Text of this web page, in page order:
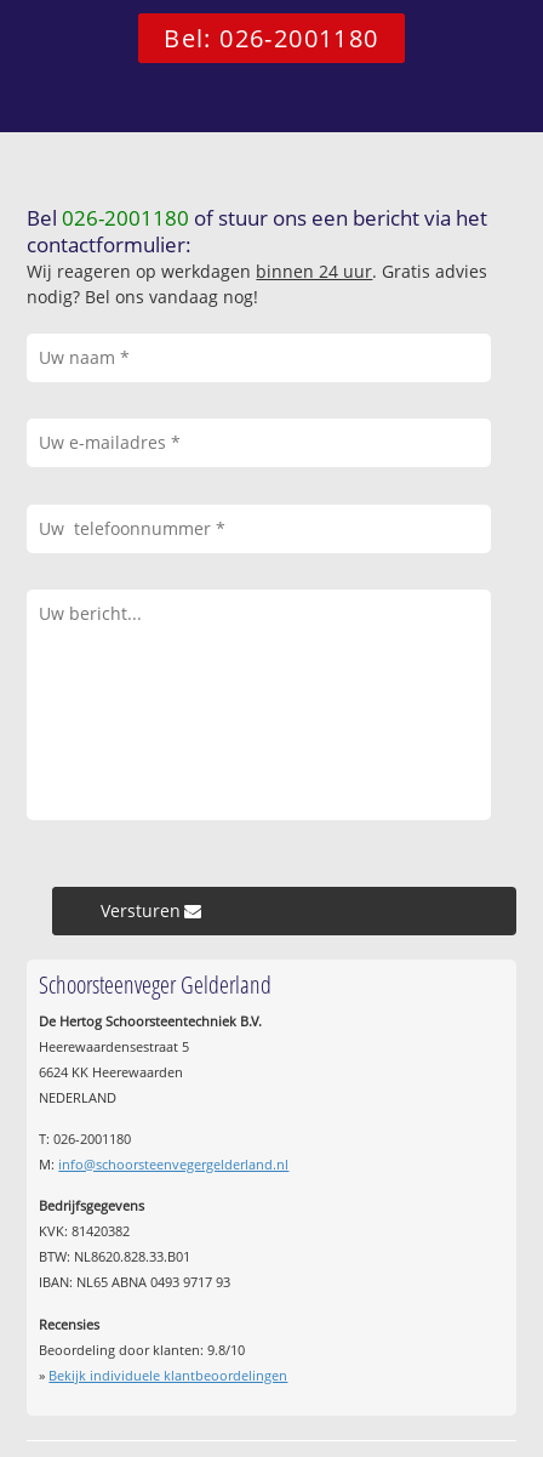
Bel: 026-2001180
Bel026-2001180 of stuur ons een bericht via het
contactformulier:
Wij reageren op werkdagen binnen 24 uur. Gratis advies
nodig? Bel ons vandaag nog!
Versturen »
Schoorsteenveger Gelderland
De Hertog Schoorsteentechniek B.V.
Heerewaardensestraat 5
6624 KK Heerewaarden
NEDERLAND
T: 026-2001180
M: info@schoorsteenvegergelderland.nl
Bedrijfsgegevens
KVK: 81420382
BTW: NL8620.828.33.B01
IBAN: NL65 ABNA 0493 9717 93
Recensies
Beoordeling door klanten:9.8/10
» Bekijk individuele klantbeoordelingen